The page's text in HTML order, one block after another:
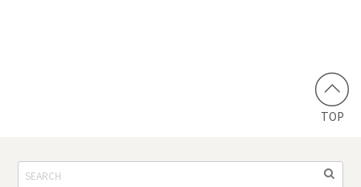
TOP